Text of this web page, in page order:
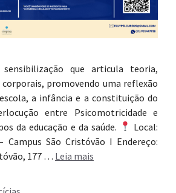
que articula teoria,
corporais, promovendo uma reflexão
a infância e a constituição do
entre Psicomotricidade e
da educação e da saúde.
Local:
Campus São Cristóvão I Endereço:
177 … Leia mais